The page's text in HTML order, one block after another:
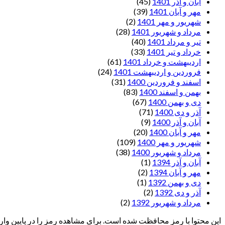
مهر و آبان 1401
(39)
شهریور و مهر 1401
(2)
مرداد و شهریور 1401
(28)
تیر و مرداد 1401
(40)
خرداد و تیر 1401
(33)
اردیبهشت و خرداد 1401
(61)
فروردین و اردیبهشت 1401
(24)
اسفند و فروردین 1400
(31)
بهمن و اسفند 1400
(83)
دی و بهمن 1400
(67)
آذر و دی 1400
(71)
آبان و آذر 1400
(9)
مهر و آبان 1400
(20)
شهریور و مهر 1400
(109)
مرداد و شهریور 1400
(38)
آبان و آذر 1394
(1)
مهر و آبان 1394
(2)
دی و بهمن 1392
(1)
آذر و دی 1392
(2)
مرداد و شهریور 1392
(2)
این محتوا با رمز محافظت شده است. برای مشاهده رمز را در پایین